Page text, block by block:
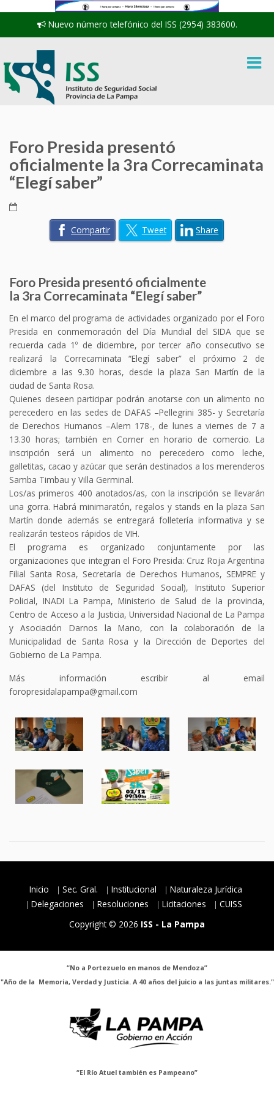
Nuevo número telefónico del ISS (2954) 383600.
Foro Presida presentó
oficialmente la 3ra Correcaminata
“Elegí saber”
Compartir Tweet Share
Foro Presida presentó oficialmente
la 3ra Correcaminata “Elegí saber”
En el marco del programa de actividades organizado por el Foro
Presida en conmemoración del Día Mundial del SIDA que se
recuerda cada 1º de diciembre, por tercer año consecutivo se
realizará la Correcaminata “Elegí saber” el próximo 2 de
diciembre a las 9.30 horas, desde la plaza San Martín de la
ciudad de Santa Rosa.
Quienes deseen participar podrán anotarse con un alimento no
perecedero en las sedes de DAFAS –Pellegrini 385- y Secretaría
de Derechos Humanos –Alem 178-, de lunes a viernes de 7 a
13.30 horas; también en Corner en horario de comercio. La
inscripción será un alimento no perecedero como leche,
galletitas, cacao y azúcar que serán destinados a los merenderos
Samba Timbau y Villa Germinal.
Los/as primeros 400 anotados/as, con la inscripción se llevarán
una gorra. Habrá minimaratón, regalos y stands en la plaza San
Martín donde además se entregará folletería informativa y se
realizarán testeos rápidos de VIH.
El programa es organizado conjuntamente por las
organizaciones que integran el Foro Presida: Cruz Roja Argentina
Filial Santa Rosa, Secretaría de Derechos Humanos, SEMPRE y
DAFAS (del Instituto de Seguridad Social), Instituto Superior
Policial, INADI La Pampa, Ministerio de Salud de la provincia,
Centro de Acceso a la Justicia, Universidad Nacional de La Pampa
y Asociación Darnos la Mano, con la colaboración de la
Municipalidad de Santa Rosa y la Dirección de Deportes del
Gobierno de La Pampa.
Más información escribir al email
foropresidalapampa@gmail.com
Inicio Sec. Gral. Institucional
Naturaleza Jurídica
Delegaciones
Resoluciones Licitaciones
CUISS
Copyright © 2026 ISS - La Pampa
“No a Portezuelo en manos de Mendoza”
"Año de la Memoria, Verdad y Justicia. A 40 años del juicio a las juntas militares."
“El Río Atuel también es Pampeano”